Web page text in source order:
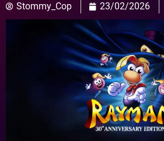
Stommy_Cop 23/02/2026